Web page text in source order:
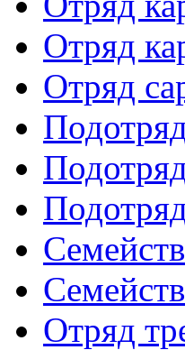
Отряд
Отряд
Отряд